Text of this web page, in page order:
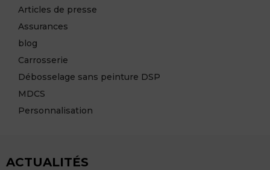
Articles de presse
Assurances
blog
Carrosserie
Débosselage sans peinture DSP
MDCS
Personnalisation
ACTUALITÉS